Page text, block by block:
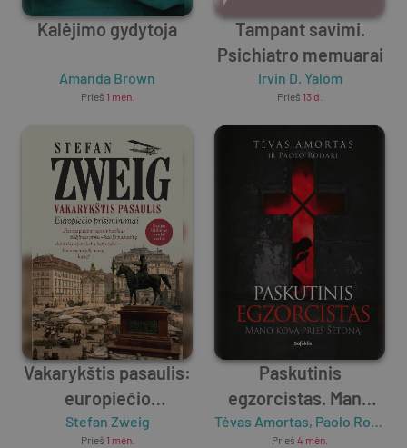
Kalėjimo gydytoja
Amanda Brown
Prieš 1 mėn.
Tampant savimi.
Psichiatro memuarai
Irvin D. Yalom
Prieš 13 d.
Vakarykštis pasaulis:
europiečio
prisiminimai
Stefan Zweig
Prieš 1 mėn.
Paskutinis
egzorcistas. Mano
kova prieš šėtoną
Tėvas Amortas, Paolo Rodari
Prieš 4 mėn.